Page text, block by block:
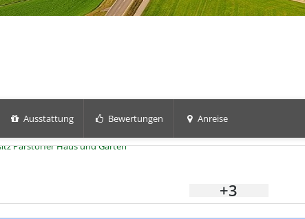
Ausstattung Bewertungen Anreise
+3